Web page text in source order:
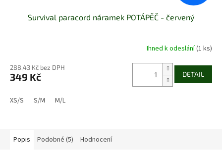
Survival paracord náramek POTÁPĚČ - červený
produktu
je
z
Ihned k odeslání(1 ks)
288,43 Kč bez DPH
349 Kč DETAIL
XS/S S/M M/L
Popis Podobné (5) Hodnocení